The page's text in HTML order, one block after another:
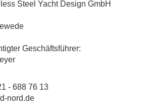
Steel Yacht Design GmbH
Geschäftsführer:
- 688 76 13
nord.de